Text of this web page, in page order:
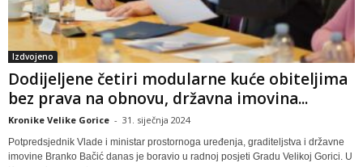
Izdvojeno
Dodijeljene četiri modularne kuće obiteljima
bez prava na obnovu, državna imovina...
Kronike Velike Gorice - 31. siječnja 2024
Potpredsjednik Vlade i ministar prostornoga uređenja, graditeljstva i državne
imovine Branko Bačić danas je boravio u radnoj posjeti Gradu Velikoj Gorici. U